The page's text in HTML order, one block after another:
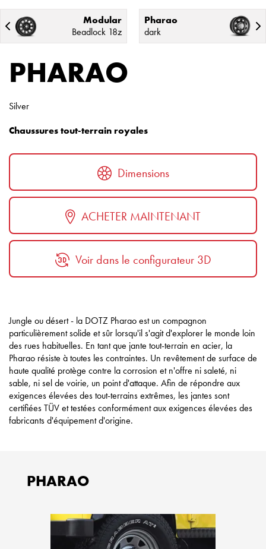
Modular
Beadlock 18z
Pharao
dark
PHARAO
Silver
Chaussures tout-terrain royales
Dimensions
ACHETER MAINTENANT
Voir dans le configurateur 3D
Jungle ou désert - la DOTZ Pharao est un compagnon
particulièrement solide et sûr lorsqu'il s'agit d'explorer le monde loin
des rues habituelles. En tant que jante tout-terrain en acier, la
Pharao résiste à toutes les contraintes. Un revêtement de surface de
haute qualité protège contre la corrosion et n'offre ni saleté, ni
sable, ni sel de voirie, un point d'attaque. Afin de répondre aux
exigences élevées des tout-terrains extrêmes, les jantes sont
certifiées TÜV et testées conformément aux exigences élevées des
fabricants d'équipement d'origine.
PHARAO